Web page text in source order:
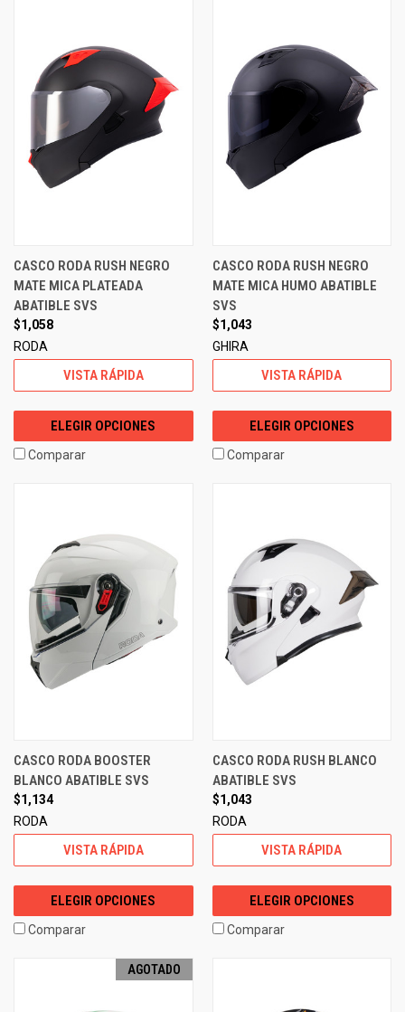
CASCO RODA RUSH NEGRO
MATE MICA PLATEADA
ABATIBLE SVS
$1,058
RODA
VISTA RÁPIDA
ELEGIR OPCIONES
Comparar
CASCO RODA RUSH NEGRO
MATE MICA HUMO ABATIBLE
SVS
$1,043
GHIRA
VISTA RÁPIDA
ELEGIR OPCIONES
Comparar
CASCO RODA BOOSTER
BLANCO ABATIBLE SVS
$1,134
RODA
VISTA RÁPIDA
ELEGIR OPCIONES
Comparar
CASCO RODA RUSH BLANCO
ABATIBLE SVS
$1,043
RODA
VISTA RÁPIDA
ELEGIR OPCIONES
Comparar
AGOTADO